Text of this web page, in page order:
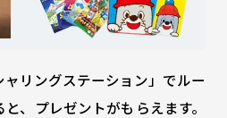
ャリングステーション」でルー
、プレゼントがもらえます。